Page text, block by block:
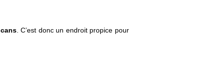
. C’est donc un endroit propice pour